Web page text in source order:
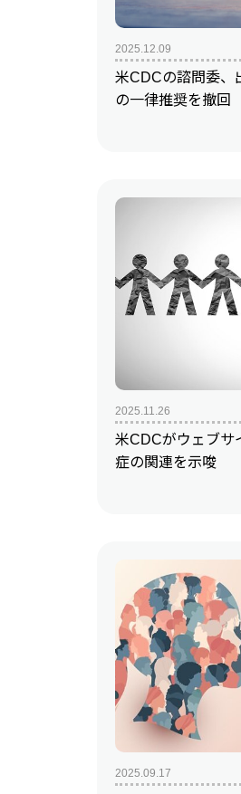
2025.12.09
米CDCの諮問委、
の一律推奨を撤回
2025.11.26
米CDCがウェブサ
症の関連を示唆
2025.09.17